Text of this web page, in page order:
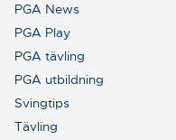
PGA News
PGA Play
PGA tävling
PGA utbildning
Svingtips
Tävling